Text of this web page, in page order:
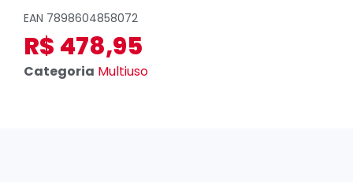
EAN 7898604858072
R$ 478,95
Categoria Multiuso